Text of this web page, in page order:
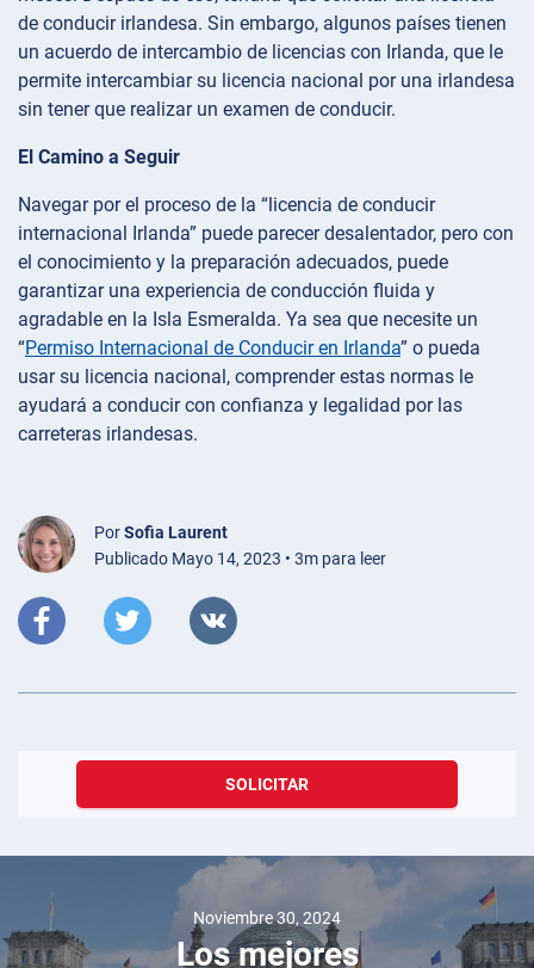
de conducir irlandesa. Sin embargo, algunos países tienen
un acuerdo de intercambio de licencias con Irlanda, que le
permite intercambiar su licencia nacional por una irlandesa
sin tener que realizar un examen de conducir.
El Camino a Seguir
Navegar por el proceso de la “licencia de conducir
internacional Irlanda” puede parecer desalentador, pero con
el conocimiento y la preparación adecuados, puede
garantizar una experiencia de conducción fluida y
agradable en la Isla Esmeralda. Ya sea que necesite un
“Permiso Internacional de Conducir en Irlanda” o pueda
usar su licencia nacional, comprender estas normas le
ayudará a conducir con confianza y legalidad por las
carreteras irlandesas.
PorSofia Laurent
Publicado Mayo 14, 2023 • 3m para leer
SOLICITAR
Noviembre 30, 2024
Los mejores